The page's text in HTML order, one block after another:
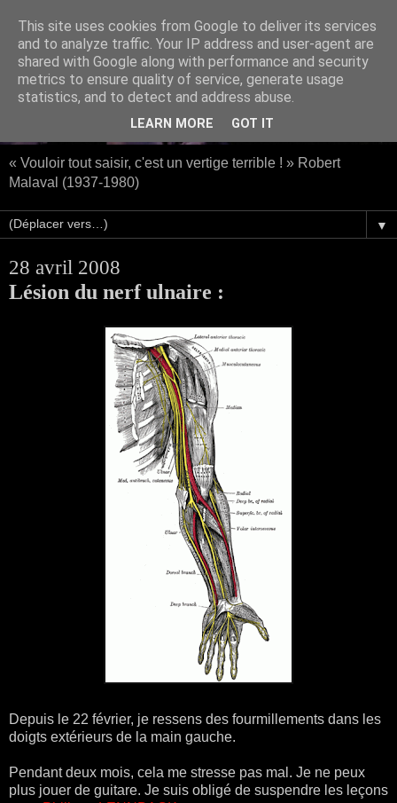
« Vouloir tout saisir, c'est un vertige terrible ! » Robert
Malaval (1937-1980)
▼
28 avril 2008
Lésion du nerf ulnaire :
Depuis le 22 février, je ressens des fourmillements dans les
doigts extérieurs de la main gauche.
Pendant deux mois, cela me stresse pas mal. Je ne peux
plus jouer de guitare. Je suis obligé de suspendre les leçons
This site uses cookies from Google to deliver its services
and to analyze traffic. Your IP address and user-agent are
shared with Google along with performance and security
metrics to ensure quality of service, generate usage
statistics, and to detect and address abuse.
LEARN MORE GOT IT